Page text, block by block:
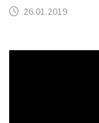
26.01.2019